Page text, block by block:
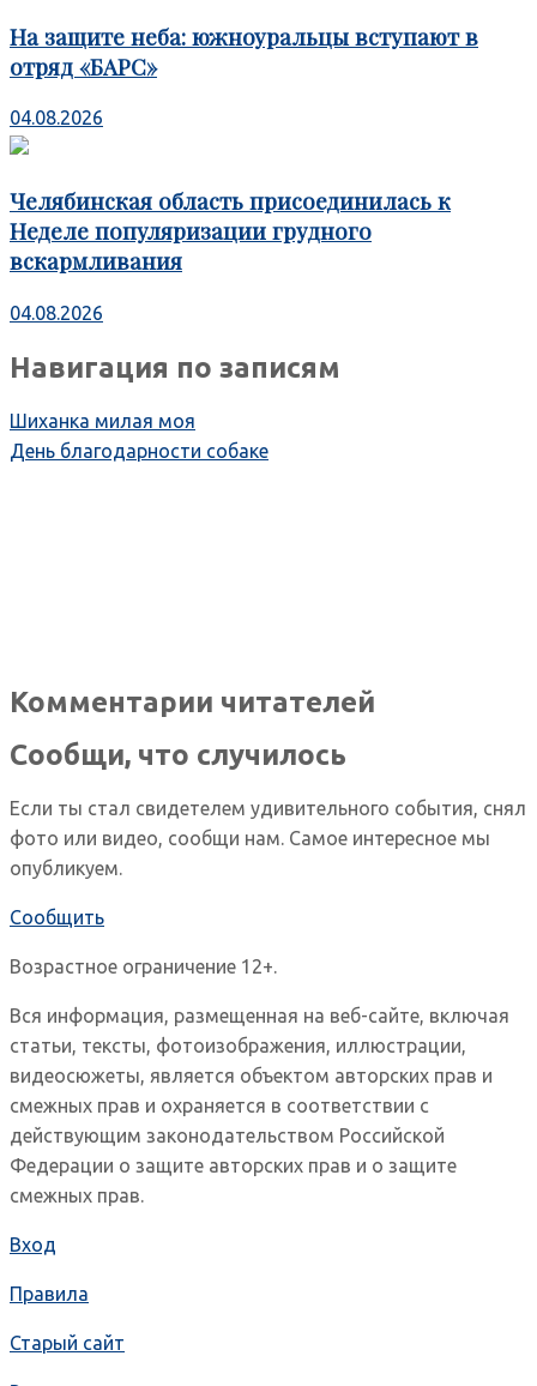
На защите неба: южноуральцы вступают в
отряд «БАРС»
04.08.2026
Челябинская область присоединилась к
Неделе популяризации грудного
вскармливания
04.08.2026
Навигация по записям
Шиханка милая моя
День благодарности собаке
Комментарии читателей
Сообщи, что случилось
Если ты стал свидетелем удивительного события, снял
фото или видео, сообщи нам. Самое интересное мы
опубликуем.
Сообщить
Возрастное ограничение 12+.
Вся информация, размещенная на веб-сайте, включая
статьи, тексты, фотоизображения, иллюстрации,
видеосюжеты, является объектом авторских прав и
смежных прав и охраняется в соответствии с
действующим законодательством Российской
Федерации о защите авторских прав и о защите
смежных прав.
Вход
Правила
Старый сайт